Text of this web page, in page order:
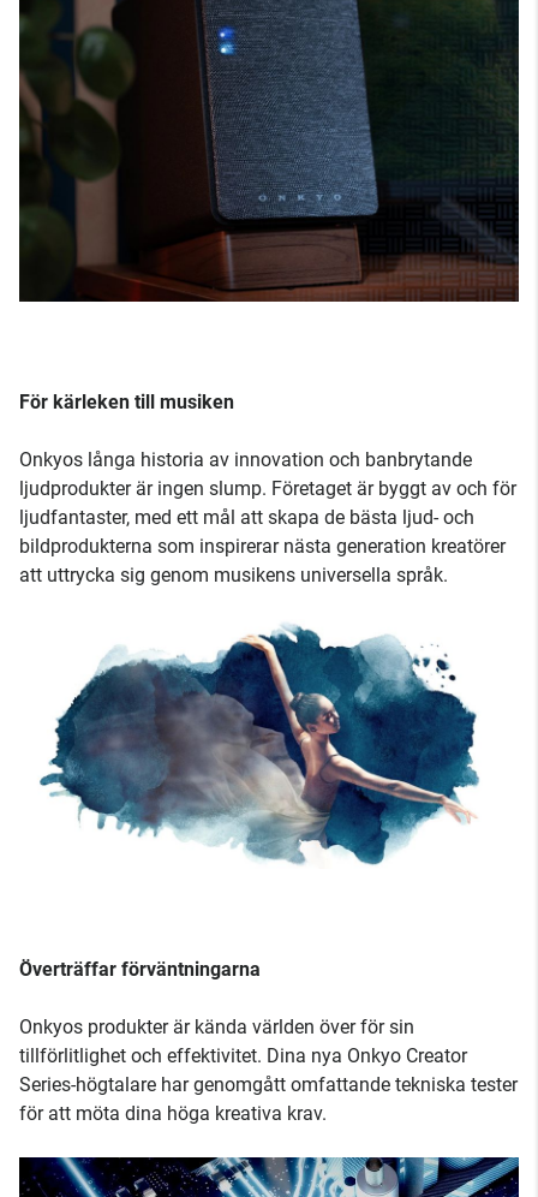
För kärleken till musiken
Onkyos långa historia av innovation och banbrytande
ljudprodukter är ingen slump. Företaget är byggt av och för
ljudfantaster, med ett mål att skapa de bästa ljud- och
bildprodukterna som inspirerar nästa generation kreatörer
att uttrycka sig genom musikens universella språk.
Överträffar förväntningarna
Onkyos produkter är kända världen över för sin
tillförlitlighet och effektivitet. Dina nya Onkyo Creator
Series-högtalare har genomgått omfattande tekniska tester
för att möta dina höga kreativa krav.